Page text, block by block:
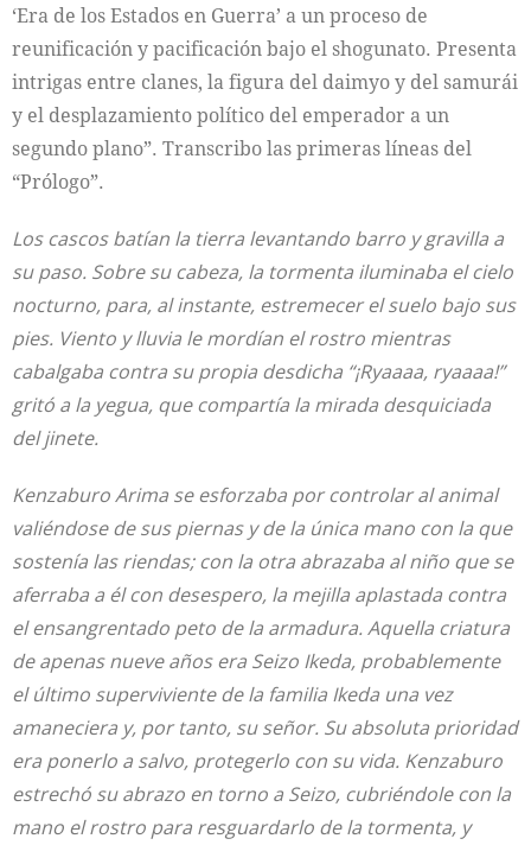
‘Era de los Estados en Guerra’ a un proceso de
reunificación y pacificación bajo el shogunato. Presenta
intrigas entre clanes, la figura del daimyo y del samurái
y el desplazamiento político del emperador a un
segundo plano”. Transcribo las primeras líneas del
“Prólogo”.
Los cascos batían la tierra levantando barro y gravilla a
su paso. Sobre su cabeza, la tormenta iluminaba el cielo
nocturno, para, al instante, estremecer el suelo bajo sus
pies. Viento y lluvia le mordían el rostro mientras
cabalgaba contra su propia desdicha “¡Ryaaaa, ryaaaa!”
gritó a la yegua, que compartía la mirada desquiciada
del jinete.
Kenzaburo Arima se esforzaba por controlar al animal
valiéndose de sus piernas y de la única mano con la que
sostenía las riendas; con la otra abrazaba al niño que se
aferraba a él con desespero, la mejilla aplastada contra
el ensangrentado peto de la armadura. Aquella criatura
de apenas nueve años era Seizo Ikeda, probablemente
el último superviviente de la familia Ikeda una vez
amaneciera y, por tanto, su señor. Su absoluta prioridad
era ponerlo a salvo, protegerlo con su vida. Kenzaburo
estrechó su abrazo en torno a Seizo, cubriéndole con la
mano el rostro para resguardarlo de la tormenta, y